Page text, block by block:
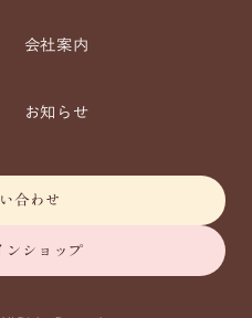
会社案内
お知らせ
合わせ
ンショップ